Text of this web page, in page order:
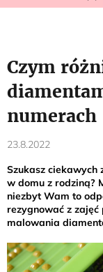
Czym
numerach
23.8.2022
Szukasz ciekawych
w domu z rodziną?
niezbyt Wam to
rezygnować z zajęć
malowania